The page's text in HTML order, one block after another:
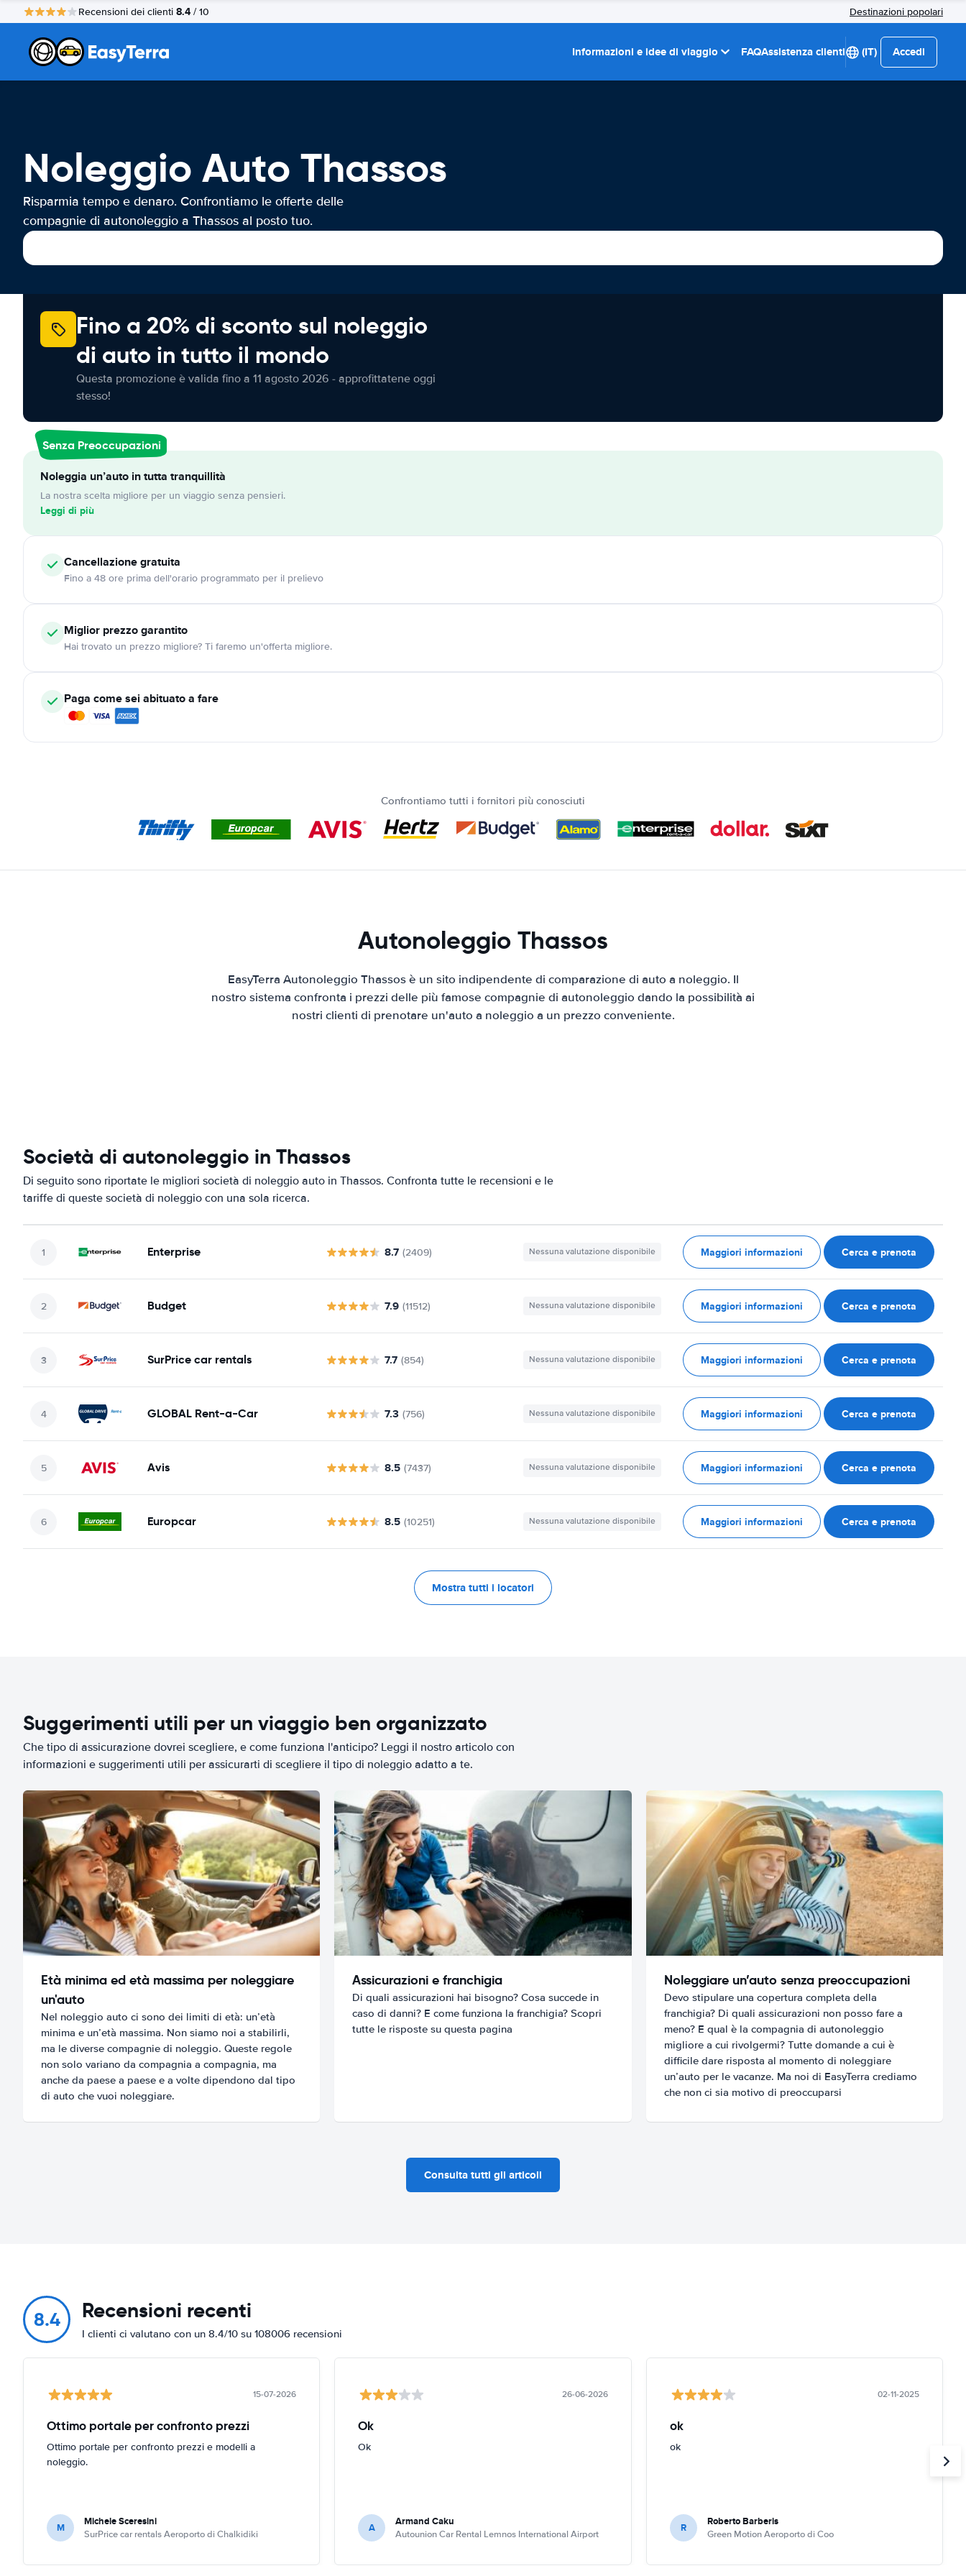
Recensioni dei clienti 8.4 / 10 Destinazioni popolari
Informazioni e idee di viaggio FAQAssistenza clienti (IT) Accedi
Noleggio Auto Thassos
Risparmia tempo e denaro. Confrontiamo le offerte delle
compagnie di autonoleggio a Thassos al posto tuo.
Fino a 20% di sconto sul noleggio
di auto in tutto il mondo
Questa promozione è valida fino a 11 agosto 2026 - approfittatene oggi
stesso!
Senza Preoccupazioni
Noleggia un’auto in tutta tranquillità
La nostra scelta migliore per un viaggio senza pensieri.
Leggi di più
Cancellazionegratuita
Fino a 48 ore prima dell'orario programmato per il prelievo
Miglior prezzo garantito
Hai trovato un prezzo migliore? Ti faremo un'offerta migliore.
Paga come sei abituato a fare
Confrontiamo tutti i fornitori più conosciuti
Autonoleggio Thassos
EasyTerra Autonoleggio Thassos è un sito indipendente di comparazione di auto a noleggio. Il
nostro sistema confronta i prezzi delle più famose compagnie di autonoleggio dando la possibilità ai
nostri clienti di prenotare un'auto a noleggio a un prezzo conveniente.
Società di autonoleggio in Thassos
Di seguito sono riportate le migliori società di noleggio auto in Thassos. Confronta tutte le recensioni e le
tariffe di queste società di noleggio con una sola ricerca.
Enterprise 8.7 (2409) Nessuna valutazione disponibile Maggiori informazioni Cerca e prenota
Budget 7.9 (11512) Nessuna valutazione disponibile Maggiori informazioni Cerca e prenota
SurPrice car rentals 7.7 (854) Nessuna valutazione disponibile Maggiori informazioni Cerca e prenota
GLOBAL Rent-a-Car 7.3 (756) Nessuna valutazione disponibile Maggiori informazioni Cerca e prenota
Avis 8.5 (7437) Nessuna valutazione disponibile Maggiori informazioni Cerca e prenota
Europcar 8.5 (10251) Nessuna valutazione disponibile Maggiori informazioni Cerca e prenota
Mostra tutti i locatori
Suggerimenti utili per un viaggio ben organizzato
Che tipo di assicurazione dovrei scegliere, e come funziona l'anticipo? Leggi il nostro articolo con
informazioni e suggerimenti utili per assicurarti di scegliere il tipo di noleggio adatto a te.
Età minima ed età massima per noleggiare
un'auto
Nel noleggio auto ci sono dei limiti di età: un’età
minima e un’età massima. Non siamo noi a stabilirli,
ma le diverse compagnie di noleggio. Queste regole
non solo variano da compagnia a compagnia, ma
anche da paese a paese e a volte dipendono dal tipo
di auto che vuoi noleggiare.
Assicurazioni e franchigia
Di quali assicurazioni hai bisogno? Cosa succede in
caso di danni? E come funziona la franchigia? Scopri
tutte le risposte su questa pagina
Noleggiare un’auto senza preoccupazioni
Devo stipulare una copertura completa della
franchigia? Di quali assicurazioni non posso fare a
meno? E qual è la compagnia di autonoleggio
migliore a cui rivolgermi? Tutte domande a cui è
difficile dare risposta al momento di noleggiare
un’auto per le vacanze. Ma noi di EasyTerra crediamo
che non ci sia motivo di preoccuparsi
Consulta tutti gli articoli
8.4 Recensioni recenti
I clienti ci valutano con un 8.4/10 su 108006 recensioni
15-07-2026
Ottimo portale per confronto prezzi
Ottimo portale per confronto prezzi e modelli a
noleggio.
M Michele Sceresini
SurPrice car rentals Aeroporto di Chalkidiki
26-06-2026
Ok
Ok
A Armand Caku
Autounion Car Rental Lemnos International Airport
02-11-2025
ok
ok
R Roberto Barberis
Green Motion Aeroporto di Coo